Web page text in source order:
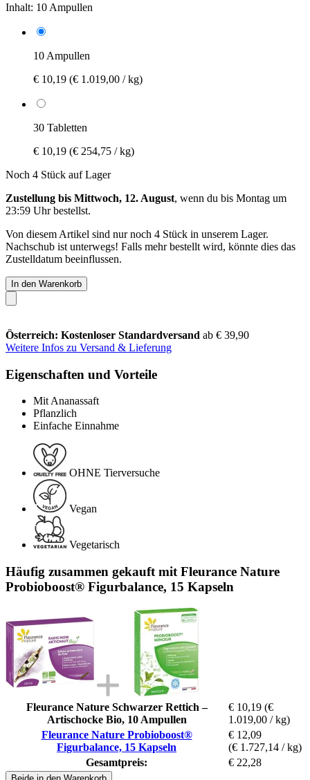
Inhalt: 10 Ampullen
10 Ampullen
€ 10,19 (€ 1.019,00 / kg)
30 Tabletten
€ 10,19 (€ 254,75 / kg)
Noch 4 Stück auf Lager
Zustellung bis Mittwoch, 12. August, wenn du bis Montag um
23:59 Uhrbestellst.
Von diesem Artikel sind nur noch 4 Stück in unserem Lager.
Nachschub ist unterwegs! Falls mehr bestellt wird, könnte dies das
Zustelldatum beeinflussen.
In den Warenkorb
Österreich: Kostenloser Standardversand ab € 39,90
Weitere Infos zu Versand & Lieferung
Eigenschaften und Vorteile
Mit Ananassaft
Pflanzlich
Einfache Einnahme
OHNE Tierversuche
Vegan
Vegetarisch
Häufig zusammen gekauft mit Fleurance Nature
Probioboost® Figurbalance, 15 Kapseln
Fleurance Nature Schwarzer Rettich –
Artischocke Bio, 10 Ampullen
€ 10,19 (€
1.019,00 / kg)
Fleurance Nature Probioboost®
Figurbalance, 15 Kapseln
€ 12,09
(€ 1.727,14 / kg)
Gesamtpreis:
€ 22,28